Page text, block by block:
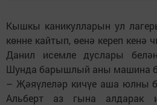
Кышкы каникулларын ул
көнне кайтып, өенә кереп кенә
Данил исемле дуслары
Шунда барышлый аны машина
– Җәяүлеләр кичүе аша юлны
Альберт аз гына